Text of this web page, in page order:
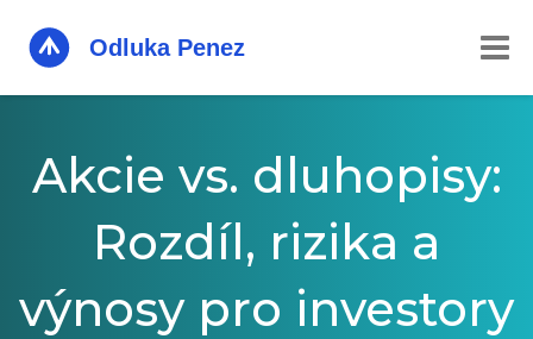
Akcie vs. dluhopisy:
Rozdíl, rizika a
výnosy pro investory